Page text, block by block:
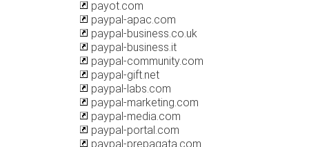
payot.com
paypal-apac.com
paypal-business.co.uk
paypal-business.it
paypal-community.com
paypal-gift.net
paypal-labs.com
paypal-marketing.com
paypal-media.com
paypal-portal.com
paypal-prepagata.com